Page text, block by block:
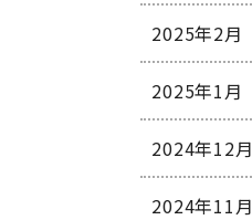
2025年2月
2025年1月
2024年12月
2024年11月